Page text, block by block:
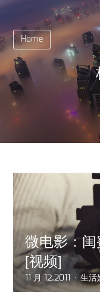
Home
微电影：
[视频]
11 月 12,2011 生活